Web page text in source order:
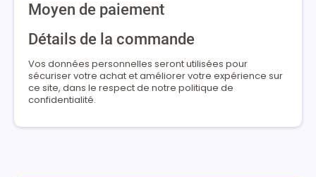
Moyen de paiement
Détails de la commande
Vos données personnelles seront utilisées pour
sécuriser votre achat et améliorer votre expérience sur
ce site, dans le respect de notre politique de
confidentialité.